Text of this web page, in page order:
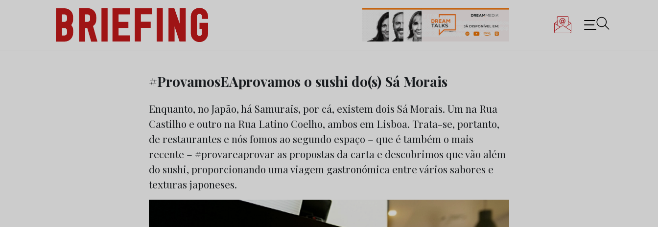
Briefing: Todas as notícias sobre os negócios do Marketing e da Publicidade
#ProvamosEAprovamos o sushi do(s) Sá Morais
Enquanto, no Japão, há Samurais, por cá, existem dois Sá Morais. Um na Rua
Castilho e outro na Rua Latino Coelho, ambos em Lisboa. Trata-se, portanto,
de restaurantes e nós fomos ao segundo espaço – que é também o mais
recente – #provareaprovar as propostas da carta e descobrimos que vão além
do sushi, proporcionando uma viagem gastronómica entre vários sabores e
texturas japoneses.